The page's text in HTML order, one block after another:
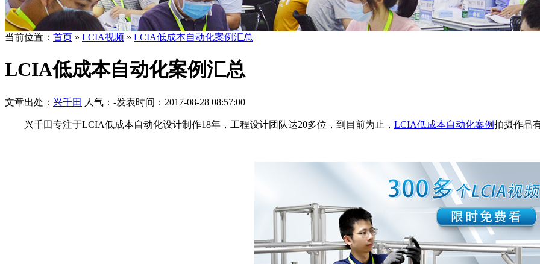
当前位置： 首页 » LCIA视频 » LCIA低成本自动化案例汇总
LCIA低成本自动化案例汇总
文章出处： 兴千田 人气： -发表时间：2017-08-28 08:57:00
兴千田专注于LCIA低成本自动化设计制作18年，工程设计团队达20多位，到目前为止， LCIA低成本自动化案例拍摄作品